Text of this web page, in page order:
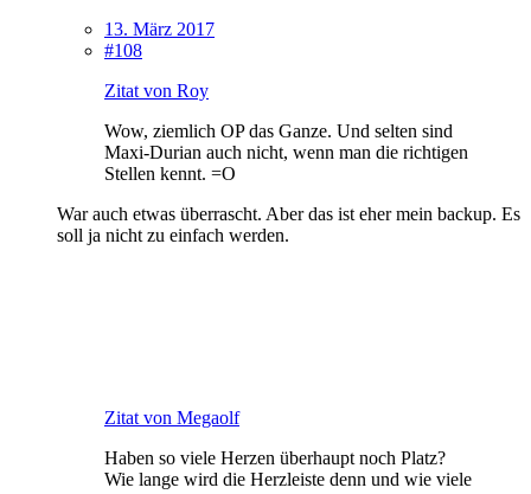
13. März 2017
#108
Zitat von Roy
Wow, ziemlich OP das Ganze. Und selten sind
Maxi-Durian auch nicht, wenn man die richtigen
Stellen kennt. =O
War auch etwas überrascht. Aber das ist eher mein backup. Es
soll ja nicht zu einfach werden.
Zitat von Megaolf
Haben so viele Herzen überhaupt noch Platz?
Wie lange wird die Herzleiste denn und wie viele